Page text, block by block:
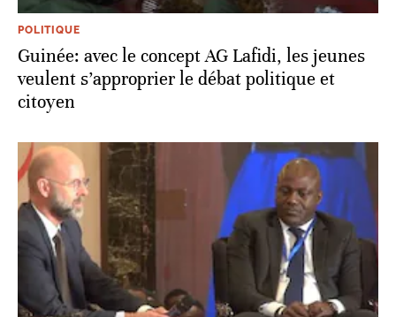
POLITIQUE
Guinée: avec le concept AG Lafidi, les jeunes
veulent s’approprier le débat politique et
citoyen